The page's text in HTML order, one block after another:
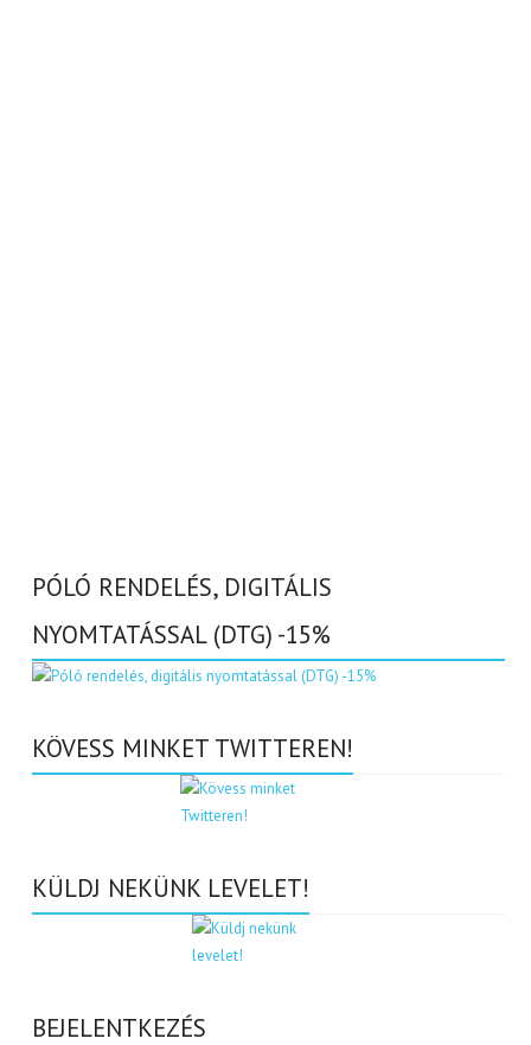
PÓLÓ RENDELÉS, DIGITÁLIS
NYOMTATÁSSAL (DTG) -15%
KÖVESS MINKET TWITTEREN!
KÜLDJ NEKÜNK LEVELET!
BEJELENTKEZÉS